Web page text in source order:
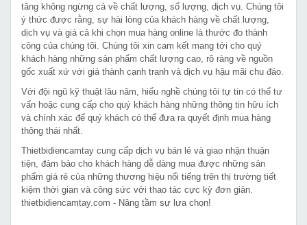
tăng không ngừng cả về chất lượng, số lượng, dịch vụ. Chúng tôi
ý thức được rằng, sự hài lòng của khách hàng về chất lượng,
dịch vụ và giá cả khi chọn mua hàng online là thước đo thành
công của chúng tôi. Chúng tôi xin cam kết mang tới cho quý
khách hàng những sản phẩm chất lượng cao, rõ ràng về nguồn
gốc xuất xứ với giá thành cạnh tranh và dịch vụ hậu mãi chu đáo.
Với đội ngũ kỹ thuật lâu năm, hiểu nghề chúng tôi tự tin có thể tư
vấn hoặc cung cấp cho quý khách hàng những thông tin hữu ích
và chính xác để quý khách có thể đưa ra quyết định mua hàng
thông thái nhất.
Thietbidiencamtay cung cấp dịch vụ bán lẻ và giao nhận thuận
tiện, đảm bảo cho khách hàng dễ dàng mua được những sản
phẩm giá rẻ của những thương hiệu nổi tiếng trên thị trường tiết
kiệm thời gian và công sức với thao tác cực kỳ đơn giản.
thietbidiencamtay.com - Nâng tầm sự lựa chọn!